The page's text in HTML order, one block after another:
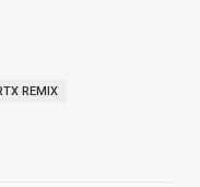
REMIX